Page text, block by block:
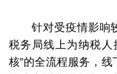
针对受疫情影响
税务局线上为纳税人
核”的全流程服务，